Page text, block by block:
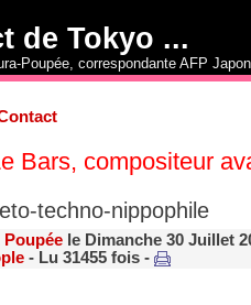
de Tokyo ...
Poupée, correspondante AFP
Bars, compositeur
techno-nippophile
Poupéele Dimanche 30 Juillet
- Lu 31455 fois -